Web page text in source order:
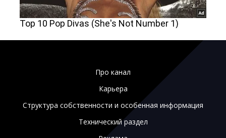
Про канал
Карьера
Структура собственности и особенная информация
Технический раздел